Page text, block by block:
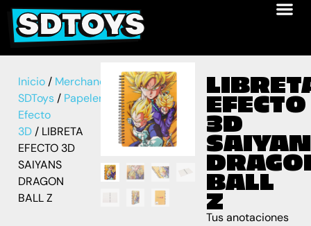
Inicio / Merchandise
SDToys / Papelería /Libreta
Efecto
3D / LIBRETA
EFECTO 3D
SAIYANS
DRAGON
BALL Z
EFECTO
3D
BALL
Z
Tus anotaciones